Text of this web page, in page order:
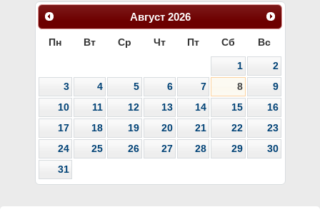
Август 2026
Пн Вт Ср Чт Пт Сб Вс
1
2
3
4 5 6 7 8
9
10
11 12 13 14 15
16
17
18 19 20 21 22
23
24
25 26 27 28 29
30
31